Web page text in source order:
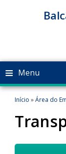
≡ Menu
Início »Área do